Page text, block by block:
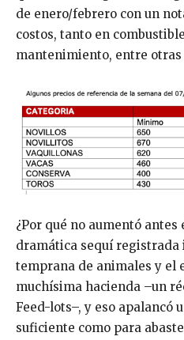
de enero/febrero con un
costos, tanto en
mantenimiento, entre
¿Por qué no aumentó antes
dramática sequí registrada
temprana de animales y el
muchísima hacienda –un
Feed-lots–, y eso apalancó
suficiente como para